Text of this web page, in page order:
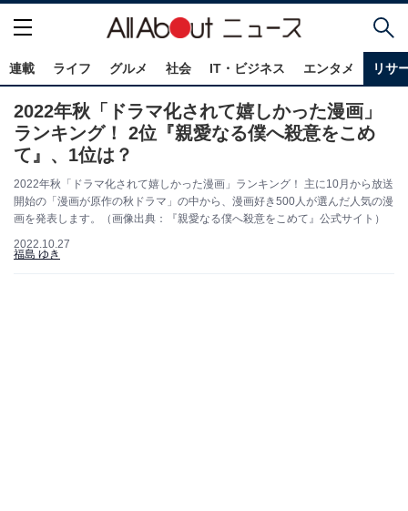
連載 ライフ グルメ 社会 IT・ビジネス エンタメ リサ
2022年秋「ドラマ化されて嬉しかった漫画」
ランキング！ 2位『親愛なる僕へ殺意をこめ
て』、1位は？
2022年秋「ドラマ化されて嬉しかった漫画」ランキング！ 主に10月から放送
開始の「漫画が原作の秋ドラマ」の中から、漫画好き500人が選んだ人気の漫
画を発表します。（画像出典：『親愛なる僕へ殺意をこめて』公式サイト）
2022.10.27
福島 ゆき